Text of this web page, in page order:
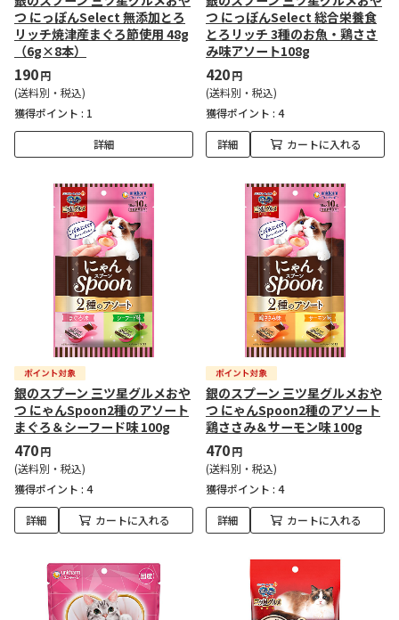
つ にっぽんSelect 無添加とろ
リッチ焼津産まぐろ節使用 48g
（6g×8本）
190円
(送料別・税込)
獲得ポイント : 1
詳細
つ にっぽんSelect 総合栄養食
とろリッチ 3種のお魚・鶏ささ
み味アソート108g
420円
(送料別・税込)
獲得ポイント : 4
詳細 カートに入れる
銀のスプーン 三ツ星グルメおや
つ にゃんSpoon2種のアソート
まぐろ＆シーフード味 100g
470円
(送料別・税込)
獲得ポイント : 4
詳細 カートに入れる
銀のスプーン 三ツ星グルメおや
つ にゃんSpoon2種のアソート
鶏ささみ＆サーモン味 100g
470円
(送料別・税込)
獲得ポイント : 4
詳細 カートに入れる